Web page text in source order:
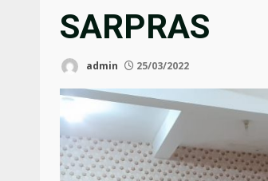
SARPRAS
admin 25/03/2022